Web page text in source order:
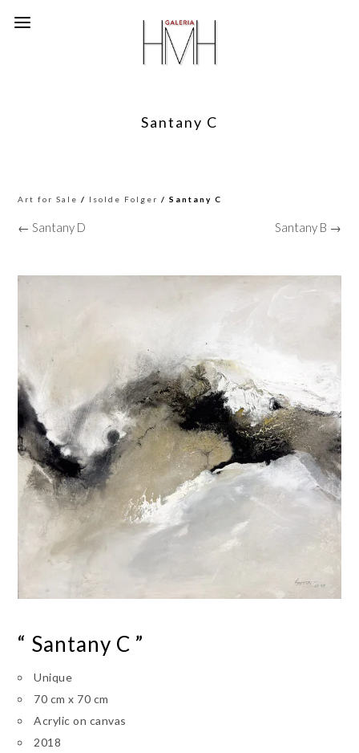
Santany C
Art for Sale / Isolde Folger / Santany C
← Santany D Santany B →
“ Santany C ”
Unique
70 cm x 70 cm
Acrylic on canvas
2018